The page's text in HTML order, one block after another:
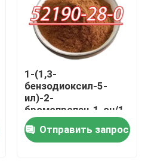
1-(1,3-
бензодиоксил-5-
ил)-2-
бромопропан-1-он/1-
(Бензо[d]
[1,3]диоксил-5-
ил)-2-
Отправить запрос